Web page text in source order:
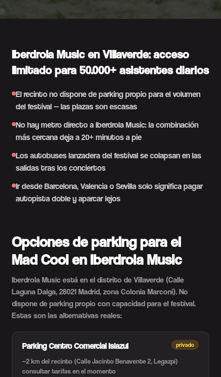
Iberdrola Music en Villaverde: acceso
limitado para 50.000+ asistentes diarios
El recinto no dispone de parking propio para el volumen
del festival — las plazas son escasas
No hay metro directo a Iberdrola Music: la combinación
más cercana deja a 20+ minutos a pie
Los autobuses lanzadera del festival se colapsan en las
salidas tras los conciertos
Ir desde Barcelona, Valencia o Sevilla solo significa pagar
autopista doble y aparcar lejos
Opciones de parking para el
Mad Cool en Iberdrola Music
Iberdrola Music está en el distrito de Villaverde (Calle
Laguna Dalga, 28021 Madrid, zona Colonia Marconi). No
dispone de parking propio con capacidad para el festival.
Estas son las alternativas reales:
Parking Centro Comercial Islazul privado
~2 km del recinto (Calle Jacinto Benavente 2, Legazpi)
consultar tarifas en el momento